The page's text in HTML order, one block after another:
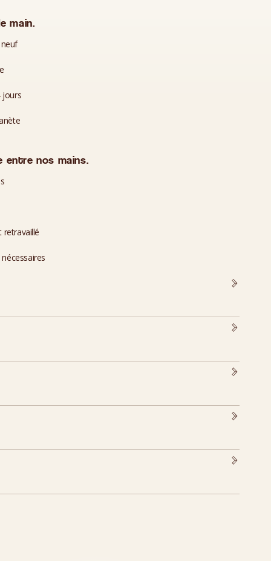
main.
jours
entre nos mains.
retravaillé